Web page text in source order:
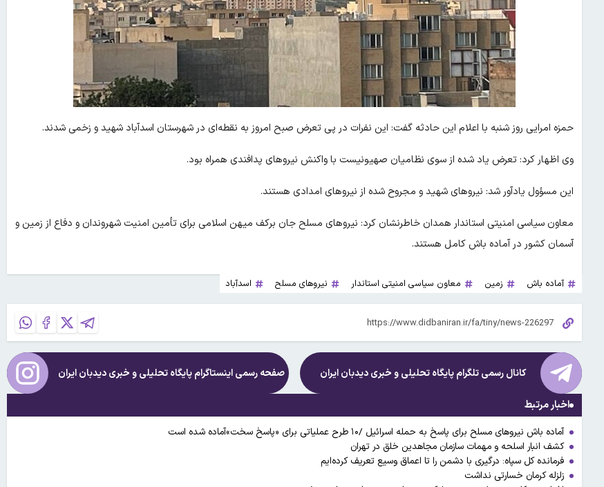
حمزه امرایی روز شنبه با اعلام این حادثه گفت: این نفرات در پی تعرض صبح امروز به نقطه‌ای در شهرستان اسدآباد شهید و زخمی شدند.
وی اظهار کرد: تعرض یاد شده از سوی نظامیان صهیونیست با واکنش نیروهای پدافندی همراه بود.
این مسؤول یادآور شد: نیروهای شهید و مجروح شده از نیروهای امدادی هستند.
معاون سیاسی امنیتی استاندار همدان خاطرنشان کرد: نیروهای مسلح جان برکف میهن اسلامی برای تأمین امنیت شهروندان و دفاع از زمین و
آسمان کشور در آماده باش کامل هستند.
آماده باش زمین معاون سیاسی امنیتی استاندار نیروهای مسلح اسدآباد
کانال رسمی تلگرام پایگاه تحلیلی و خبریدیدبان ایران صفحه رسمی اینستاگرام پایگاه تحلیلی و خبریدیدبان ایران
اخبار مرتبط
آماده باش نیروهای مسلح برای پاسخ به حمله اسرائیل /۱۰ طرح عملیاتی برای «پاسخ سخت»آماده شده است
کشف انبار اسلحه و مهمات سازمان مجاهدین خلق در تهران
فرمانده کل سپاه: درگیری با دشمن را تا اعماق وسیع تعریف کرده‌ایم
زلزله کرمان خسارتی نداشت